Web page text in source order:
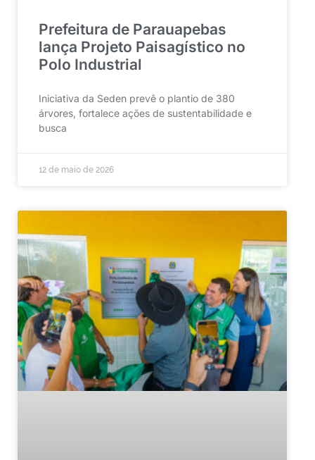
Prefeitura de Parauapebas
lança Projeto Paisagístico no
Polo Industrial
Iniciativa da Seden prevê o plantio de 380
árvores, fortalece ações de sustentabilidade e
busca
12 de maio de 2026